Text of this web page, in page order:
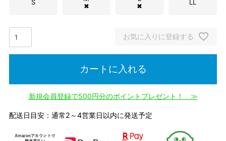
S
✖
✖
LL
お気に入りに登録する
カートに入れる
新規会員登録で500円分のポイントプレゼント！ ≫
配送日目安：通常2～4営業日以内に発送予定